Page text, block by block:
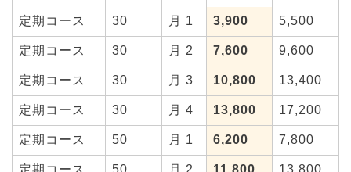
定期コース 30 月 1 3,900 5,500
定期コース 30 月 2 7,600 9,600
定期コース 30 月 3 10,800 13,400
定期コース 30 月 4 13,800 17,200
定期コース 50 月 1 6,200 7,800
定期コース 50 月 2 11,800 13,800